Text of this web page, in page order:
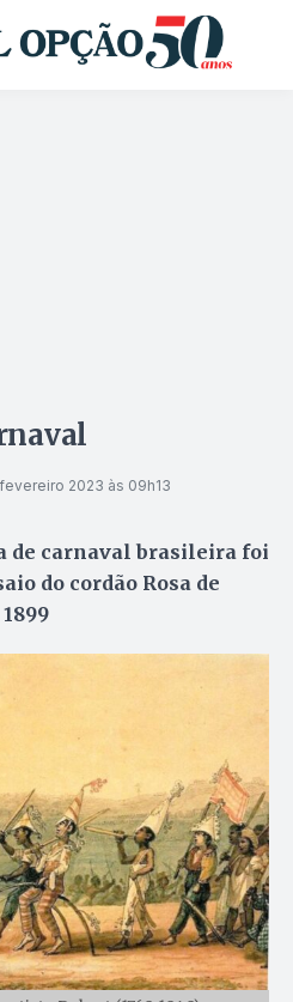
2023 às 09h13
de carnaval brasileira foi
do cordão Rosa de